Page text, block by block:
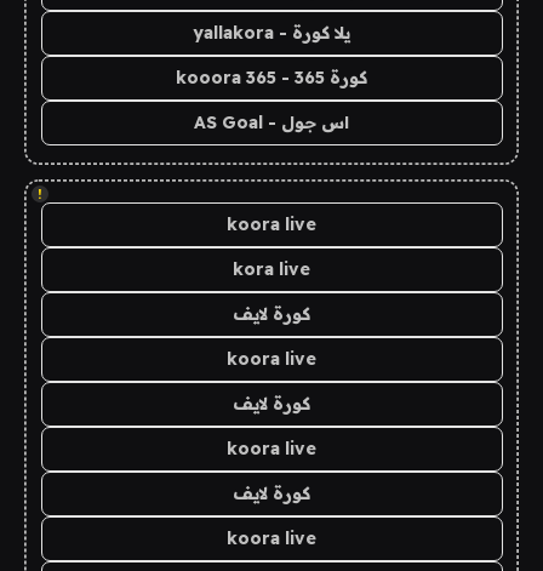
يلا كورة - yallakora
كورة 365 - kooora 365
اس جول - AS Goal
!
koora live
kora live
كورة لايف
koora live
كورة لايف
koora live
كورة لايف
koora live